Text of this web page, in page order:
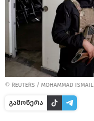
© REUTERS / MOHAMMAD ISMAIL
გამოწერა